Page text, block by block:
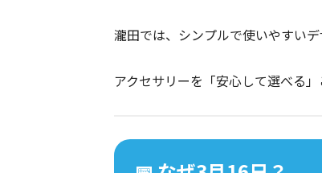
瀧田では、シンプルで使いやすい
アクセサリーを「安心して選べる